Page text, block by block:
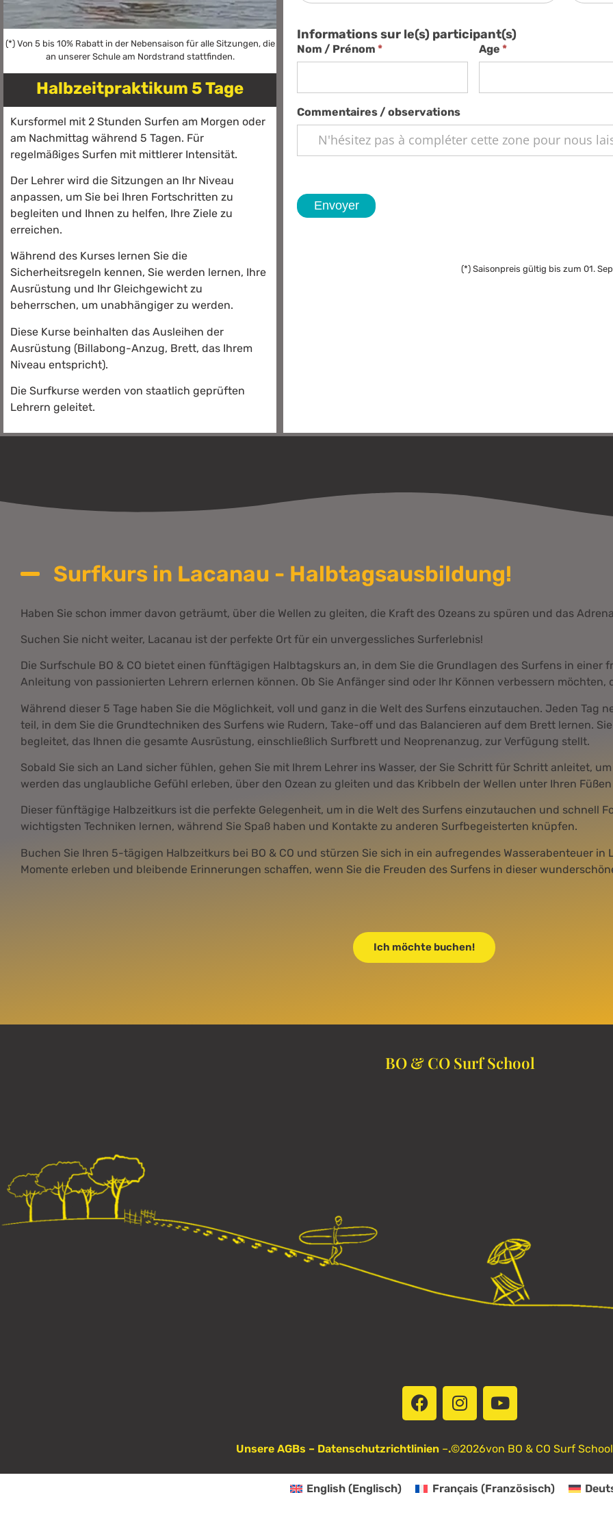
(*) Von 5 bis 10% Rabatt in der Nebensaison für alle Sitzungen, die
an unserer Schule am Nordstrand stattfinden.
Halbzeitpraktikum 5 Tage
Kursformel mit 2 Stunden Surfen am Morgen oder
am Nachmittag während 5 Tagen. Für
regelmäßiges Surfen mit mittlerer Intensität.
Der Lehrer wird die Sitzungen an Ihr Niveau
anpassen, um Sie bei Ihren Fortschritten zu
begleiten und Ihnen zu helfen, Ihre Ziele zu
erreichen.
Während des Kurses lernen Sie die
Sicherheitsregeln kennen, Sie werden lernen, Ihre
Ausrüstung und Ihr Gleichgewicht zu
beherrschen, um unabhängiger zu werden.
Diese Kurse beinhalten das Ausleihen der
Ausrüstung (Billabong-Anzug, Brett, das Ihrem
Niveau entspricht).
Die Surfkurse werden von staatlich geprüften
Lehrern geleitet.
Informations sur le(s) participant(s)
Nom / Prénom* Age *
Commentaires / observations
Envoyer
(*) Saisonpreis gültig bis zum 01.
Surfkurs in Lacanau - Halbtagsausbildung!
Haben Sie schon immer davon geträumt, über die Wellen zu gleiten, die Kraft des Ozeans zu spüren und das
Suchen Sie nicht weiter, Lacanau ist der perfekte Ort für ein unvergessliches Surferlebnis!
Die Surfschule BO & CO bietet einen fünftägigen Halbtagskurs an, in dem Sie die Grundlagen des Surfens in
Anleitung von passionierten Lehrern erlernen können. Ob Sie Anfänger sind oder Ihr Können verbessern möchten,
Während dieser 5 Tage haben Sie die Möglichkeit, voll und ganz in die Welt des Surfens einzutauchen. Jeden Tag
teil, in dem Sie die Grundtechniken des Surfens wie Rudern, Take-off und das Balancieren auf dem Brett lernen.
begleitet, das Ihnen die gesamte Ausrüstung, einschließlich Surfbrett und Neoprenanzug, zur Verfügung stellt.
Sobald Sie sich an Land sicher fühlen, gehen Sie mit Ihrem Lehrer ins Wasser, der Sie Schritt für Schritt anleitet,
werden das unglaubliche Gefühl erleben, über den Ozean zu gleiten und das Kribbeln der Wellen unter Ihren
Dieser fünftägige Halbzeitkurs ist die perfekte Gelegenheit, um in die Welt des Surfens einzutauchen und schnell
wichtigsten Techniken lernen, während Sie Spaß haben und Kontakte zu anderen Surfbegeisterten knüpfen.
Buchen Sie Ihren 5-tägigen Halbzeitkurs bei BO & CO und stürzen Sie sich in ein aufregendes Wasserabenteuer in
Momente erleben und bleibende Erinnerungen schaffen, wenn Sie die Freuden des Surfens in dieser
Ich möchte buchen!
BO & CO Surf School
Unsere AGBs – Datenschutzrichtlinien–.©2026von BO & CO Surf School
English (Englisch) Français (Französisch)